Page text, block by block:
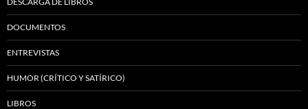
DOCUMENTOS
ENTREVISTAS
HUMOR (CRÍTICO Y SATÍRICO)
LIBROS